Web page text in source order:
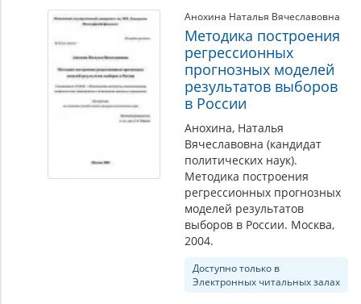
Анохина Наталья Вячеславовна
Методика построения
регрессионных
прогнозных моделей
результатов выборов
в России
Анохина, Наталья
Вячеславовна (кандидат
политических наук).
Методика построения
регрессионных прогнозных
моделей результатов
выборов в России. Москва,
2004.
Доступно только в
Электронных читальных залах